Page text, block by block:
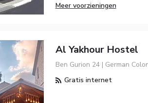
Meer voorzieningen
Al Yakhour Hostel
Ben Gurion 24 | German
Gratis internet